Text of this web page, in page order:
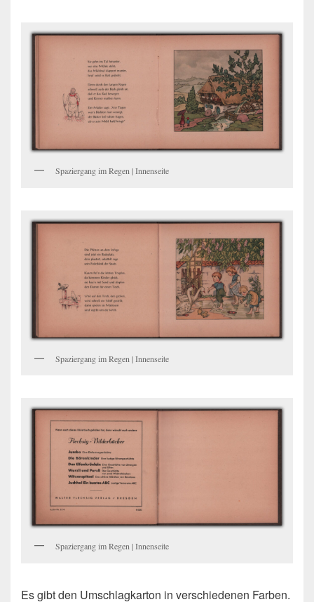
Spaziergang im Regen | Innenseite
Spaziergang im Regen | Innenseite
Spaziergang im Regen | Innenseite
Es gibt den Umschlagkarton in verschiedenen Farben.